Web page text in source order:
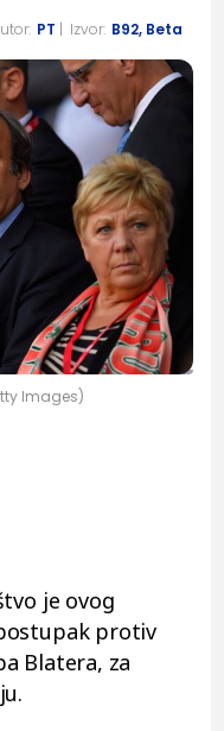
PT | Izvor: B92, Beta
Images)
je ovog
protiv
Blatera, za